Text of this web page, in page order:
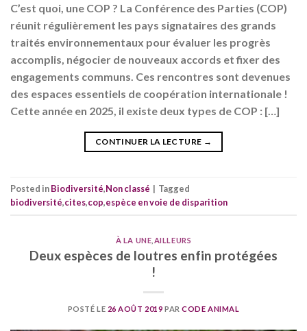
C’est quoi, une COP ? La Conférence des Parties (COP)
réunit régulièrement les pays signataires des grands
traités environnementaux pour évaluer les progrès
accomplis, négocier de nouveaux accords et fixer des
engagements communs. Ces rencontres sont devenues
des espaces essentiels de coopération internationale !
Cette année en 2025, il existe deux types de COP : […]
CONTINUER LA LECTURE →
Posted inBiodiversité,Non classé | Tagged
biodiversité,cites,cop,espèce en voie de disparition
À LA UNE AILLEURS
Deux espèces de loutres enfin protégées
!
POSTÉ LE 26 AOÛT 2019 PARCODE ANIMAL